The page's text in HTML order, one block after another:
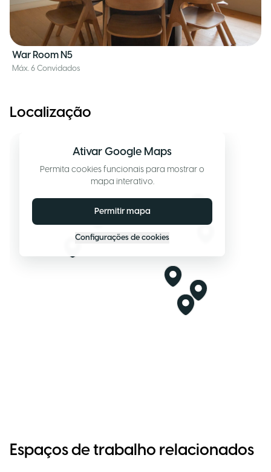
War Room N5
Máx. 6 Convidados
Localização
Ativar Google Maps
Permita cookies funcionais para mostrar o
mapa interativo.
Permitir mapa
Configurações de cookies
Espaços de trabalho relacionados